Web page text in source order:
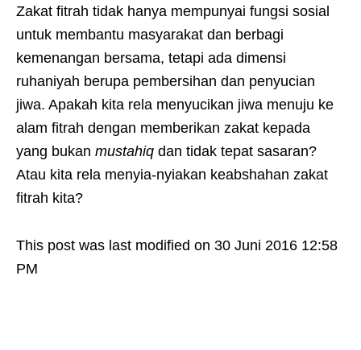
Zakat fitrah tidak hanya mempunyai fungsi sosial
untuk membantu masyarakat dan berbagi
kemenangan bersama, tetapi ada dimensi
ruhaniyah berupa pembersihan dan penyucian
jiwa. Apakah kita rela menyucikan jiwa menuju ke
alam fitrah dengan memberikan zakat kepada
yang bukan mustahiq dan tidak tepat sasaran?
Atau kita rela menyia-nyiakan keabshahan zakat
fitrah kita?
This post was last modified on 30 Juni 2016 12:58
PM